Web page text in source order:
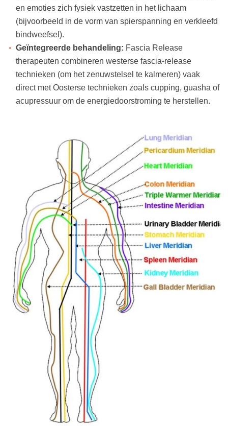
en emoties zich fysiek vastzetten in het lichaam
(bijvoorbeeld in de vorm van spierspanning en verkleefd
bindweefsel).
Geïntegreerde behandeling: Fascia Release
therapeuten combineren westerse fascia-release
technieken (om het zenuwstelsel te kalmeren) vaak
direct met Oosterse technieken zoals cupping, guasha of
acupressuur om de energiedoorstroming te herstellen.